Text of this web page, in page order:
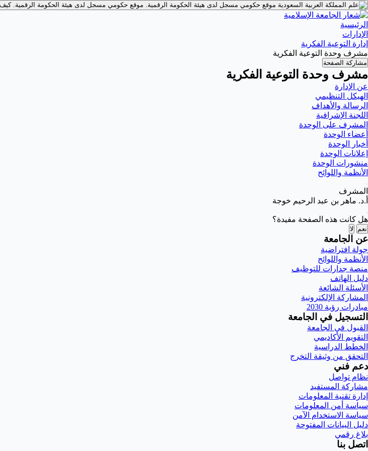
موقع حكومي مسجل لدى هيئة الحكومة الرقمية. موقع حكومي مسجل لدى هيئة الحكومة الرقمية.
الرئيسية
الإدارات
إدارة التوعية الفكرية
مشرف وحدة التوعية الفكرية
مشاركة الصفحة
مشرف وحدة التوعية الفكرية
عن الإدارة
الهيكل التنظيمي
الرسالة والأهداف
اللجنة الإشرافية
المشرف على الوحدة
أعضاء الوحدة
أخبار الوحدة
إعلانات الوحدة
منشورات الوحدة
الأنظمة واللوائح
المشرف
أ.د. ماهر بن عبد الرحيم خوجة
هل كانت هذه الصفحة مفيدة؟
نعم لا
عن الجامعة
جولة افتراضية
الأنظمة واللوائح
منصة جدارات للتوظيف
دليل الهاتف
الأسئلة الشائعة
المشاركة الإلكترونية
مبادرات رؤية 2030
التسجيل في الجامعة
القبول في الجامعة
التقويم الأكاديمي
الخطط الدراسية
التحقق من وثيقة التخرج
دعم فني
نظام تواصل
مشاركة المستفيد
إدارة تقنية المعلومات
سياسة أمن المعلومات
سياسة الاستخدام الآمن
دليل البيانات المفتوحة
بلاغ رقمي
اتصل بنا